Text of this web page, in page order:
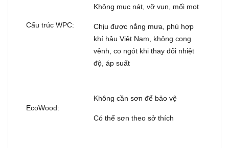
Cấu trúc WPC:
Không mục nát, vỡ vụn, mối mọt
Chịu được nắng mưa, phù hợp
khí hậu Việt Nam, không cong
vênh, co ngót khi thay đổi nhiệt
độ, áp suất
EcoWood:
Không cần sơn để bảo vệ
Có thể sơn theo sở thích